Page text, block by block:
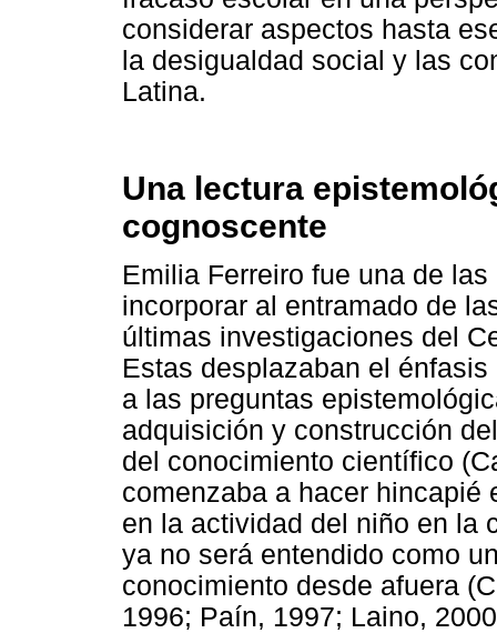
considerar aspectos hasta
la desigualdad social y las
Latina.
Una lectura
cognoscente
Emilia Ferreiro fue una de
incorporar al entramado de
últimas investigaciones del
Estas desplazaban el
a las preguntas
adquisición y construcción
del conocimiento científico
comenzaba a hacer hincapié
en la actividad del niño en la
ya no será entendido como
conocimiento desde afuera
1996; Paín, 1997; Laino,